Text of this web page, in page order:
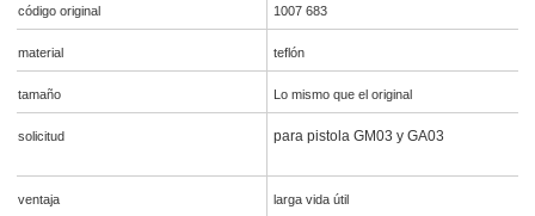
código original 1007 683
material teflón
tamaño Lo mismo que el original
solicitud para pistola GM03 y GA03
ventaja larga vida útil